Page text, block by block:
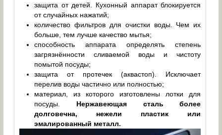
защита от детей. Кухонный аппарат блокируется
от случайных нажатий;
количество фильтров для очистки воды. Чем их
больше, тем лучше качество мытья;
способность аппарата определять степень
загрязнённости сливаемой воды и чистоту
помытой посуды;
защита от протечек (аквастоп). Исключает
перелив воды частично или полностью;
материал, из которого изготовлены лотки для
посуды. Нержавеющая сталь более
долговечна, нежели пластик или
эмалированный металл.